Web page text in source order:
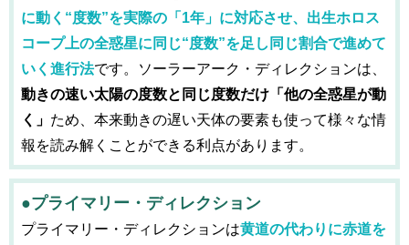
に動く“度数”を実際の「1年」に対応させ、出生ホロス
コープ上の全惑星に同じ“度数”を足し同じ割合で進めて
いく進行法です。ソーラーアーク・ディレクションは、
動きの速い太陽の度数と同じ度数だけ「他の全惑星が動
く」 ため、本来動きの遅い天体の要素も使って様々な情
報を読み解くことができる利点があります。
●プライマリー・ディレクション
プライマリー・ディレクションは黄道の代わりに赤道を